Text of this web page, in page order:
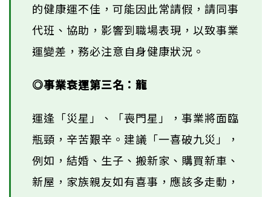
的健康運不佳，可能因此常請假，請同事
代班、協助，影響到職場表現，以致事業
運變差，務必注意自身健康狀況。
◎事業衰運第三名：龍
運逢「災星」、「喪門星」，事業將面臨
瓶頸，辛苦艱辛。建議「一喜破九災」，
例如，結婚、生子、搬新家、購買新車、
新屋，家族親友如有喜事，應該多走動，